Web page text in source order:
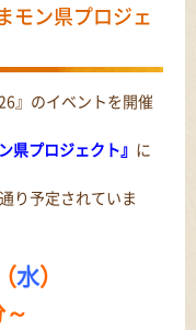
モン県プロジェ
』 のイベントを開催
県プロジェクト』 に
り予定されていま
（水）